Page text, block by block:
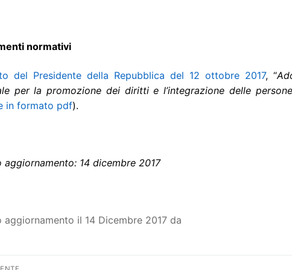
normativi
del Presidente della Repubblica del 12 ottobre 2017, “
per la promozione dei diritti e l’integrazione delle
in formato pdf).
aggiornamento: 14 dicembre 2017
aggiornamento il 14 Dicembre 2017 da